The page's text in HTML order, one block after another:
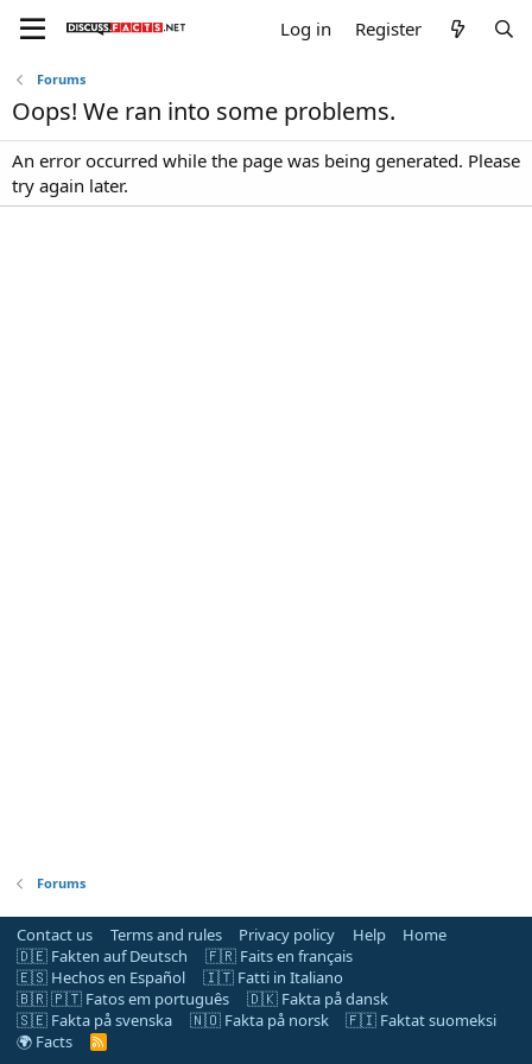
Log in Register
Forums
Oops! We ran into some problems.
An error occurred while the page was being generated. Please
try again later.
Forums
Contact us Terms and rules Privacy policy Help
Home
🇩🇪 Fakten auf Deutsch
🇫🇷 Faits en français
🇪🇸 Hechos en Español
🇮🇹 Fatti in Italiano
🇧🇷 🇵🇹 Fatos em português
🇩🇰 Fakta på dansk
🇸🇪 Fakta på svenska
🇳🇴 Fakta på norsk
🇫🇮 Faktat suomeksi
🌍 Facts
R